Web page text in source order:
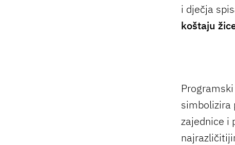
i dječja
koštaju
simbolizira
zajednice i